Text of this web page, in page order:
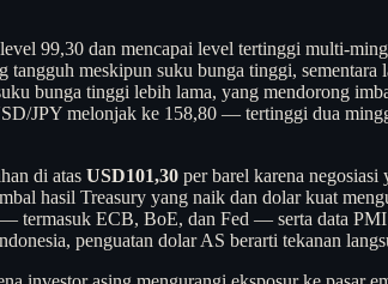
99,30 dan mencapai level tertinggi multi-
tangguh meskipun suku bunga tinggi,
bunga tinggi lebih lama, yang mendorong
JPY melonjak ke 158,80 — tertinggi dua
di atas USD101,30 per barel karena
hasil Treasury yang naik dan dolar kuat
termasuk ECB, BoE, dan Fed — serta data
penguatan dolar AS berarti tekanan